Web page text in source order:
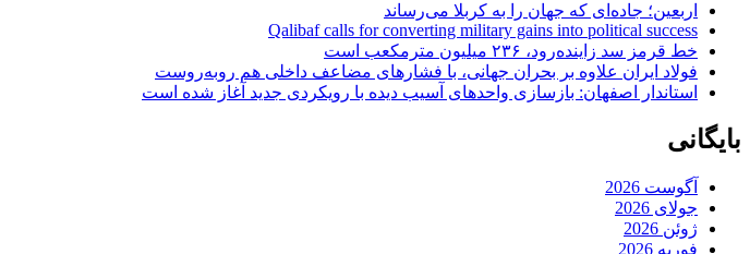
اربعین؛ جاده‌ای که جهان را به کربلا می‌رساند
Qalibaf calls for converting military gains into political success
خط قرمز سد زاینده‌رود، ۲۳۶ میلیون مترمکعب است
فولاد ایران علاوه بر بحران جهانی، با فشارهای مضاعف داخلی هم روبه‌روست
استاندار اصفهان: بازسازی واحدهای آسیب دیده با رویکردی جدید آغاز شده است
بایگانی
آگوست 2026
جولای 2026
ژوئن 2026
فوریه 2026